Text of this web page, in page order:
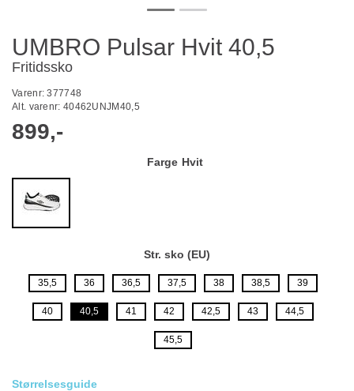
UMBRO Pulsar Hvit 40,5
Fritidssko
Varenr:377748
Alt. varenr: 40462UNJM40,5
899,-
Farge Hvit
Str. sko (EU)
35,5 36 36,5 37,5 38 38,5 39
40 40,5 41 42 42,5 43 44,5
45,5
Størrelsesguide